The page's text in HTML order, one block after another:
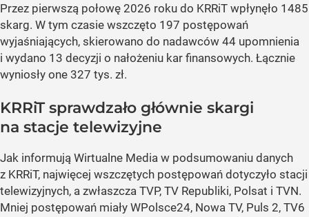
Przez pierwszą połowę 2026 roku do KRRiT wpłynęło 1485
skarg. W tym czasie wszczęto 197 postępowań
wyjaśniających, skierowano do nadawców 44 upomnienia
i wydano 13 decyzji o nałożeniu kar finansowych. Łącznie
wyniosły one 327 tys. zł.
KRRiT sprawdzało głównie skargi
na stacje telewizyjne
Jak informują Wirtualne Media w podsumowaniu danych
z KRRiT, najwięcej wszczętych postępowań dotyczyło stacji
telewizyjnych, a zwłaszcza TVP, TV Republiki, Polsat i TVN.
Mniej postępowań miały WPolsce24, Nowa TV, Puls 2, TV6